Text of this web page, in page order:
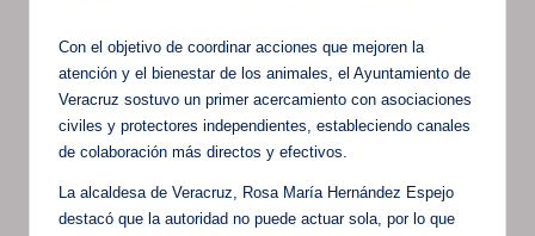
Con el objetivo de coordinar acciones que mejoren la
atención y el bienestar de los animales, el Ayuntamiento de
Veracruz sostuvo un primer acercamiento con asociaciones
civiles y protectores independientes, estableciendo canales
de colaboración más directos y efectivos.
La alcaldesa de Veracruz, Rosa María Hernández Espejo
destacó que la autoridad no puede actuar sola, por lo que